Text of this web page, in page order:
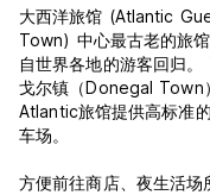
大西洋旅馆 (Atlantic
Town) 中心最古老的旅
自世界各地的游客回归
戈尔镇（Donegal Town
Atlantic旅馆提供高标准
车场。
方便前往商店、夜生活